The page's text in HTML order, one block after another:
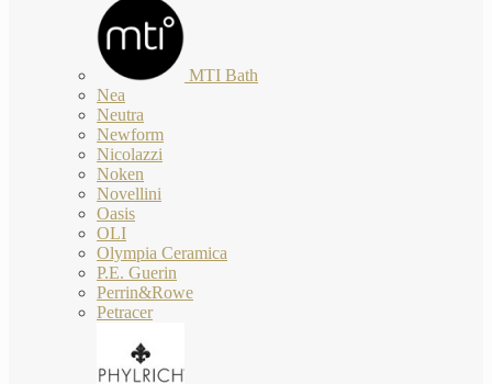
MTI Bath
Nea
Neutra
Newform
Nicolazzi
Noken
Novellini
Oasis
OLI
Olympia Ceramica
P.E. Guerin
Perrin&Rowe
Petracer